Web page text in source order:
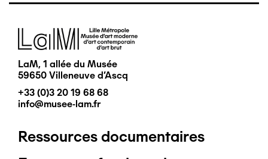
Image
LaM, 1 allée du Musée
59650 Villeneuve d'Ascq
+33 (0)3 20 19 68 68
info@musee-lam.fr
Pied
Ressources documentaires